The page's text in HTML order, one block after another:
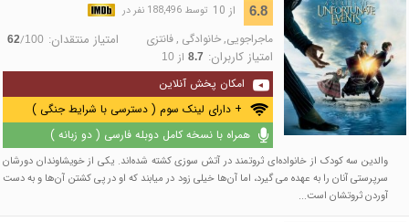
6.8 از 10 توسط 188,496 نفر در
ماجراجویی,خانوادگی ,فانتزی امتیاز منتقدان: 62/100
امتیاز کاربران: 8.7از 10
امکان پخش آنلاین
+ دارای لینک سوم ( دسترسی با شرایط جنگی )
همراه با نسخه کامل دوبله فارسی ( دو زبانه )
والدین سه کودک از خانواده‌ای ثروتمند در آتش سوزی کشته شده‌اند. یکی از خویشاوندان دورشان
سرپرستی آنان را به عهده می گیرد، اما آن‌ها خیلی زود در میابند که او در پی کشتن آن‌ها و به دست
آوردن ثروتشان است...